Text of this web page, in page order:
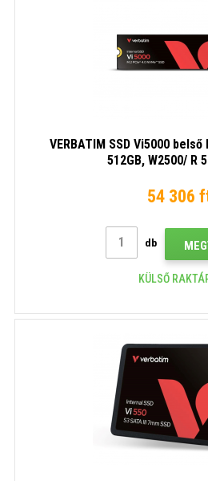
VERBATIM SSD Vi5000 belső
512GB, W2500/ R
54 306
db
KÜLSŐ